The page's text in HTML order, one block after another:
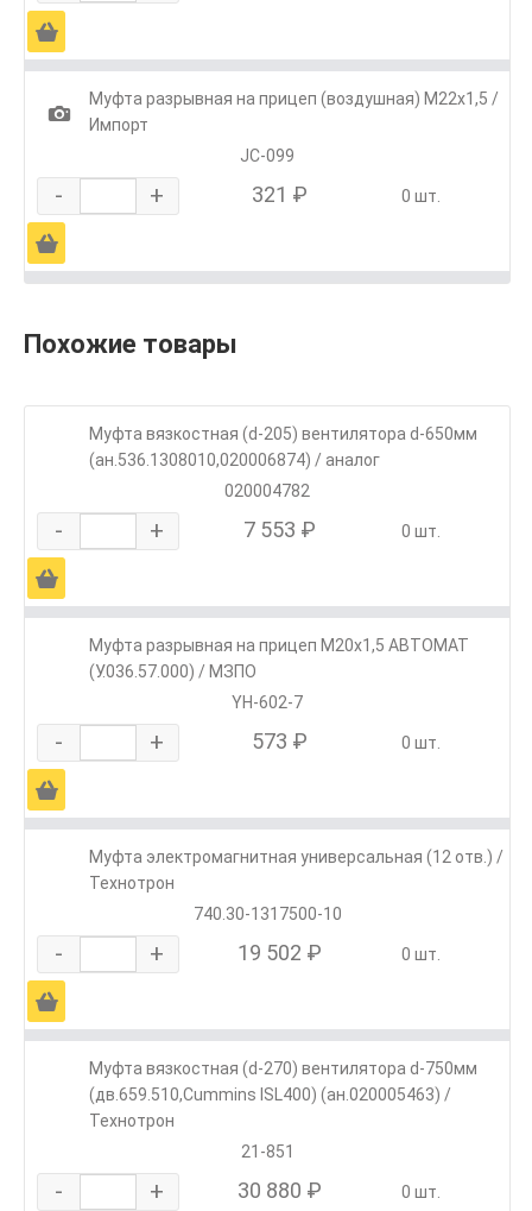
Ä
1
Муфта разрывная на прицеп (воздушная) М22х1,5 /
Импорт
JC-099
- + 321 ₽ 0 шт.
Ä
Похожие товары
Муфта вязкостная (d-205) вентилятора d-650мм
(ан.536.1308010,020006874) / аналог
020004782
- + 7 553 ₽ 0 шт.
Ä
Муфта разрывная на прицеп М20х1,5 АВТОМАТ
(У.036.57.000) / МЗПО
YH-602-7
- + 573 ₽ 0 шт.
Ä
Муфта электромагнитная универсальная (12 отв.) /
Технотрон
740.30-1317500-10
- + 19 502 ₽ 0 шт.
Ä
Муфта вязкостная (d-270) вентилятора d-750мм
(дв.659.510,Cummins ISL400) (ан.020005463) /
Технотрон
21-851
- + 30 880 ₽ 0 шт.